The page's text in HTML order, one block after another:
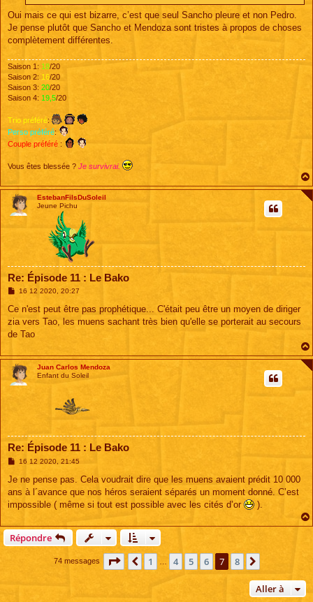
Oui mais ce qui est bizarre, c’est que seul Sancho pleure et non Pedro.
Je pense plutôt que Sancho et Mendoza sont tristes à propos de choses
complètement différentes.
Saison 1: 18/20
Saison 2: 16/20
Saison 3: 20/20
Saison 4: 19,5/20
Trio préféré:
Perso préféré:
Couple préféré :
Vous êtes blessée ? Je survivrai.
EstebanFilsDuSoleil
Jeune Pichu
Re: Épisode 11 : Le Bako
M
s
a
g
16 12 2020, 20:27
Ce n'est peut être pas prophétique... C'était peu être un moyen de diriger
zia vers Tao, les muens sachant très bien qu'elle se porterait au secours
de Tao
Juan Carlos Mendoza
Enfant du Soleil
Re: Épisode 11 : Le Bako
M
s
a
g
e
16 12 2020, 21:45
Je ne pense pas. Cela voudrait dire que les muens avaient prédit 10 000
ans à l´avance que nos héros seraient séparés un moment donné. C’est
impossible ( même si tout est possible avec les cités d’or
).
Répondre
74 messages Page sur
Précédente
1 4 5 6 7 8
Aller à